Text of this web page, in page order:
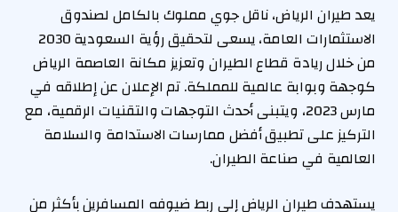
يعد طيران الرياض، ناقل جوي مملوك بالكامل لصندوق
الاستثمارات العامة، يسعى لتحقيق رؤية السعودية 2030
من خلال ريادة قطاع الطيران وتعزيز مكانة العاصمة الرياض
كوجهة وبوابة عالمية للمملكة. تم الإعلان عن إطلاقه في
مارس 2023، ويتبنى أحدث التوجهات والتقنيات الرقمية، مع
التركيز على تطبيق أفضل ممارسات الاستدامة والسلامة
العالمية في صناعة الطيران.
يستهدف طيران الرياض إلى ربط ضيوفه المسافرين بأكثر من